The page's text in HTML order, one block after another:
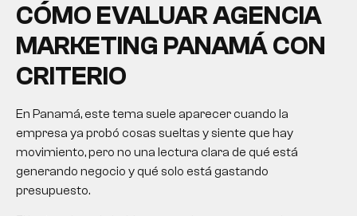
CÓMO EVALUARAGENCIA
MARKETING PANAMÁCON
CRITERIO
En Panamá, este tema suele aparecer cuando la
empresa ya probó cosas sueltas y siente que hay
movimiento, pero no una lectura clara de qué está
generando negocio y qué solo está gastando
presupuesto.